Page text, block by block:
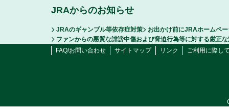
JRAからのお知らせ
JRAのギャンブル等依存症対策
お出かけ前にJRAホームペ
ファンからの悪質な誹謗中傷および脅迫行為等に対する厳正
FAQ/お問い合わせ
サイトマップ リンク ご利用に際し